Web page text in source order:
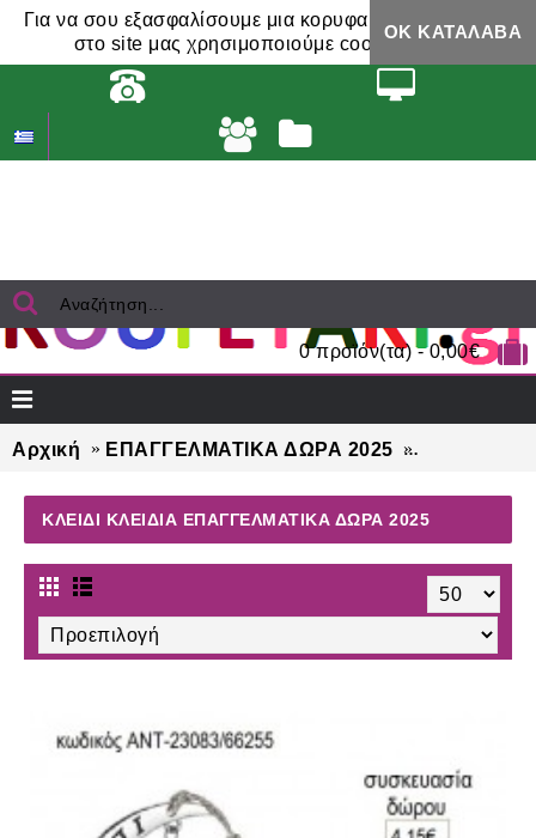
Για να σου εξασφαλίσουμε μια κορυφαία εμπειρία,
στο site μας χρησιμοποιούμε cookies.
ΟΚ ΚΑΤΆΛΑΒΑ
0 προϊόν(τα) - 0,00€
Αρχική ΕΠΑΓΓΕΛΜΑΤΙΚΑ ΔΩΡΑ 2025
ΚΛΕΙΔΙ ΚΛΕΙΔΙΑ ΕΠΑΓΓΕΛΜΑΤΙΚΆ ΔΏΡΑ 2025